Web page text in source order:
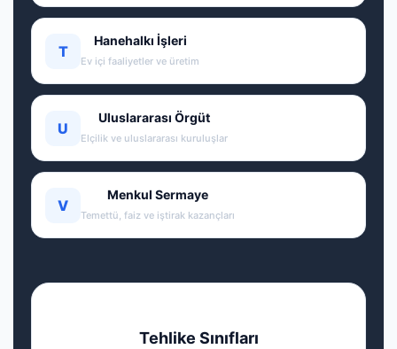
T
Hanehalkı İşleri
Ev içi faaliyetler ve üretim
U
Uluslararası Örgüt
Elçilik ve uluslararası kuruluşlar
V
Menkul Sermaye
Temettü, faiz ve iştirak kazançları
Tehlike Sınıfları